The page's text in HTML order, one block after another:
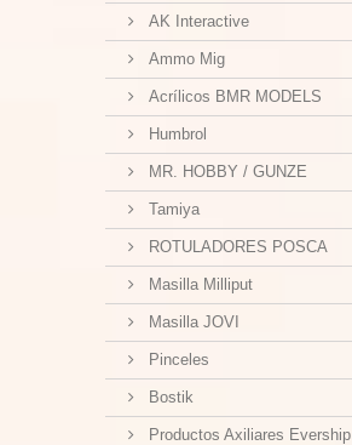
AK Interactive
Ammo Mig
Acrílicos BMR MODELS
Humbrol
MR. HOBBY / GUNZE
Tamiya
ROTULADORES POSCA
Masilla Milliput
Masilla JOVI
Pinceles
Bostik
Productos Axiliares Evership